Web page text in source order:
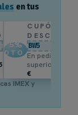
en tus
5%
DTO.
CUPÓN
BW5
En pedidos
superiores a
€
IMEX y